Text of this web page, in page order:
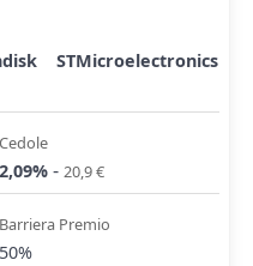
STMicroelectronics
Cedole
2,09% - 20,9 €
Barriera Premio
50%